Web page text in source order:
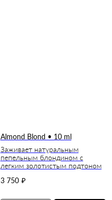
Almond Blond • 10 ml
Заживает натуральным
пепельным блондином с
легким золотистым подтоном
3 750 ₽